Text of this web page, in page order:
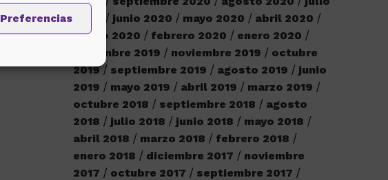
Preferencias junio 2020 mayo 2020
abril 2020
marzo 2020
febrero 2020
enero 2020
diciembre 2019
noviembre 2019
octubre
2019
septiembre 2019 agosto 2019
junio
2019
mayo 2019 abril 2019
marzo 2019
octubre 2018
septiembre 2018
agosto
2018
julio 2018 junio 2018
mayo 2018
abril 2018
marzo 2018
febrero 2018
enero 2018
diciembre 2017
noviembre
2017
octubre 2017
septiembre 2017